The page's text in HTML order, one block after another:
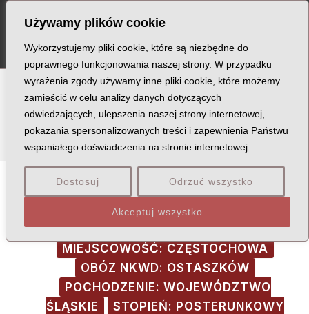
Używamy plików cookie
Wykorzystujemy pliki cookie, które są niezbędne do
poprawnego funkcjonowania naszej strony. W przypadku
wyrażenia zgody używamy inne pliki cookie, które możemy
zamieścić w celu analizy danych dotyczących
odwiedzających, ulepszenia naszej strony internetowej,
pokazania spersonalizowanych treści i zapewnienia Państwu
wspaniałego doświadczenia na stronie internetowej.
Dostosuj Odrzuć wszystko
Akceptuj wszystko
content
B C D E F G H I J K L Ł M
O P Q R S T U V W X Z
Od Of Og Ok Ol Op Or Os Ot
MIEJSCE ŚMIERCI: TWER-MIEDNOJE
MIEJSCOWOŚĆ: CZĘSTOCHOWA
OBÓZ NKWD: OSTASZKÓW
POCHODZENIE: WOJEWÓDZTWO
ŚLĄSKIE
STOPIEŃ: POSTERUNKOWY
navigation